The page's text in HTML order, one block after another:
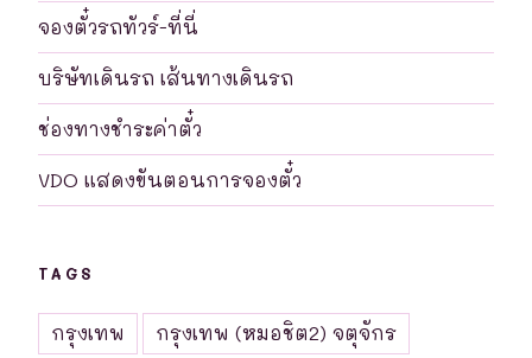
จองตั๋วรถทัวร์-ที่นี่
บริษัทเดินรถ เส้นทางเดินรถ
ช่องทางชำระค่าตั๋ว
VDO แสดงขันตอนการจองตั๋ว
TAGS
กรุงเทพ
กรุงเทพ (หมอชิต2) จตุจักร